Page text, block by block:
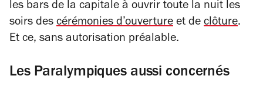
les bars de la capitale à ouvrir toute la nuit les
soirs des cérémonies d’ouverture et de clôture.
Et ce, sans autorisation préalable.
Les Paralympiques aussi concernés